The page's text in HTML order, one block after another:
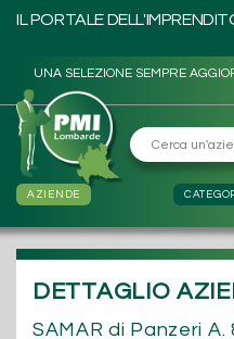
IL PORTALE
UNA SELEZIONE SEMPRE
AZIENDE
DETTAGLIO
SAMAR di Panzeri A.